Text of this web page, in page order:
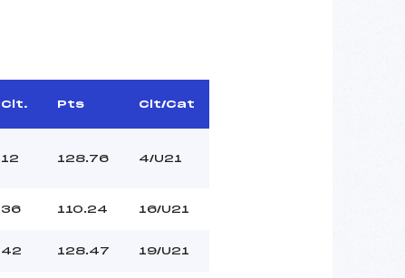
Clt. Pts Clt/Cat
12 128.76 4/U21
36 110.24 16/U21
42 128.47 19/U21